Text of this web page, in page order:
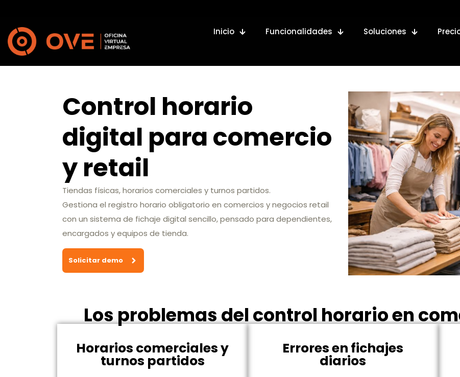
Inicio Funcionalidades Soluciones
Control horario
digital para comercio
y retail
Tiendas físicas, horarios comerciales y turnos partidos.
Gestiona el registro horario obligatorio en comercios y negocios retail
con un sistema de fichaje digital sencillo, pensado para dependientes,
encargados y equipos de tienda.
Solicitar demo
Los problemas del control horario en
Horarios comerciales y
turnos partidos
Errores en fichajes
diarios